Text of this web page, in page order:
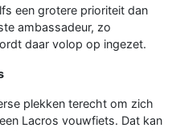
een grotere prioriteit dan
ambassadeur, zo
daar volop op ingezet.
plekken terecht om zich
Lacros vouwfiets. Dat kan